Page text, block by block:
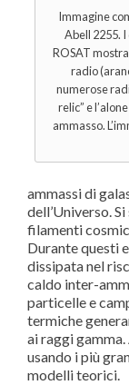
Immagine
Abell 2255.
ROSAT
radio
numerose
relic” e
ammasso.
ammassi di
dell’Universo.
filamenti
Durante questi
dissipata nel
caldo inter-
particelle e
termiche
ai raggi
usando i più
modelli teorici.